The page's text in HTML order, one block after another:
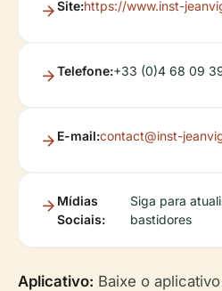
Site:https://www.inst-
Telefone:+33 (0)4 68 09
E-mail:contact@inst-
Mídias
Sociais:
Siga para
bastidores
Aplicativo: Baixe o